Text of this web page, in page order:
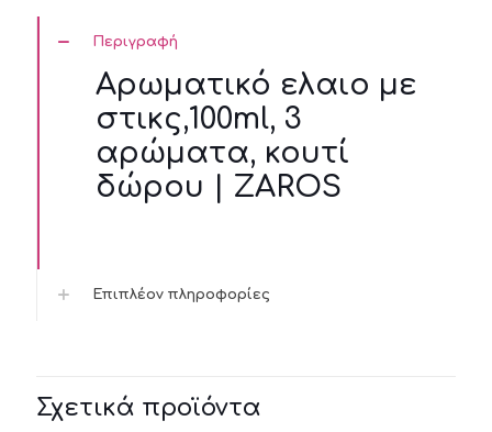
Περιγραφή
Αρωματικό ελαιο με
στικς,100ml, 3
αρώματα, κουτί
δώρου | ZAROS
Επιπλέον πληροφορίες
Σχετικά προϊόντα